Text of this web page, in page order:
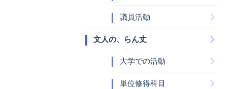
議員活動
文人の、らん丈
大学での活動
単位修得科目